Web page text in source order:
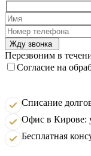
Жду звонка
Перезвоним в
Согласие на
Списание
Офис в Кирове:
Бесплатная